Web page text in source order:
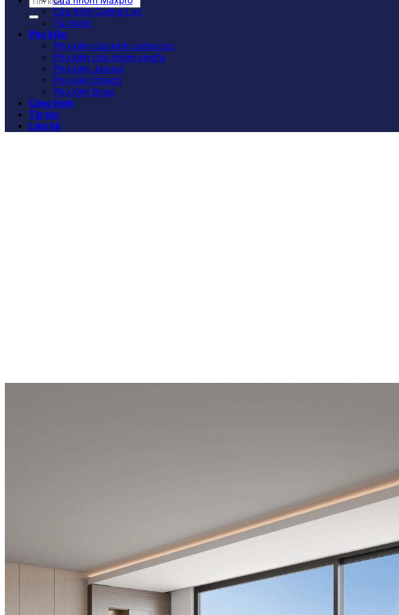
kiếm:Cửa Kính Cường Lực
Tủ nhôm
Phụ kiện
Phụ kiện cửa kính cường lực
Phụ kiện cửa nhôm xingfa
Phụ kiện Januss
Phụ kiện Cmech
Phụ kiện Bogo
Công trình
Tin tức
Liên hệ